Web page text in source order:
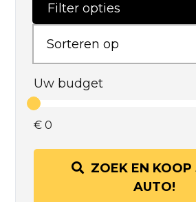
Filter opties
Uw budget
€ 0
ZOEK EN
AUTO!